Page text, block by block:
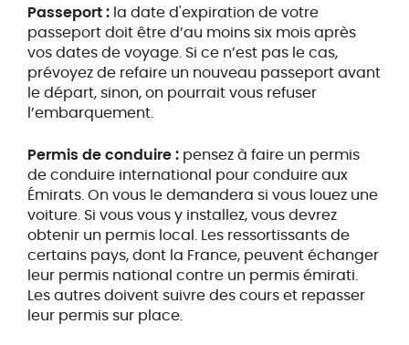
Passeport :la date d'expiration de votre
passeport doit être d’au moins six mois après
vos dates de voyage. Si ce n’est pas le cas,
prévoyez de refaire un nouveau passeport avant
le départ, sinon, on pourrait vous refuser
l’embarquement.
Permis de conduire :pensez à faire un permis
de conduire international pour conduire aux
Émirats. On vous le demandera si vous louez une
voiture. Si vous vous y installez, vous devrez
obtenir un permis local. Les ressortissants de
certains pays, dont la France, peuvent échanger
leur permis national contre un permis émirati.
Les autres doivent suivre des cours et repasser
leur permis sur place.